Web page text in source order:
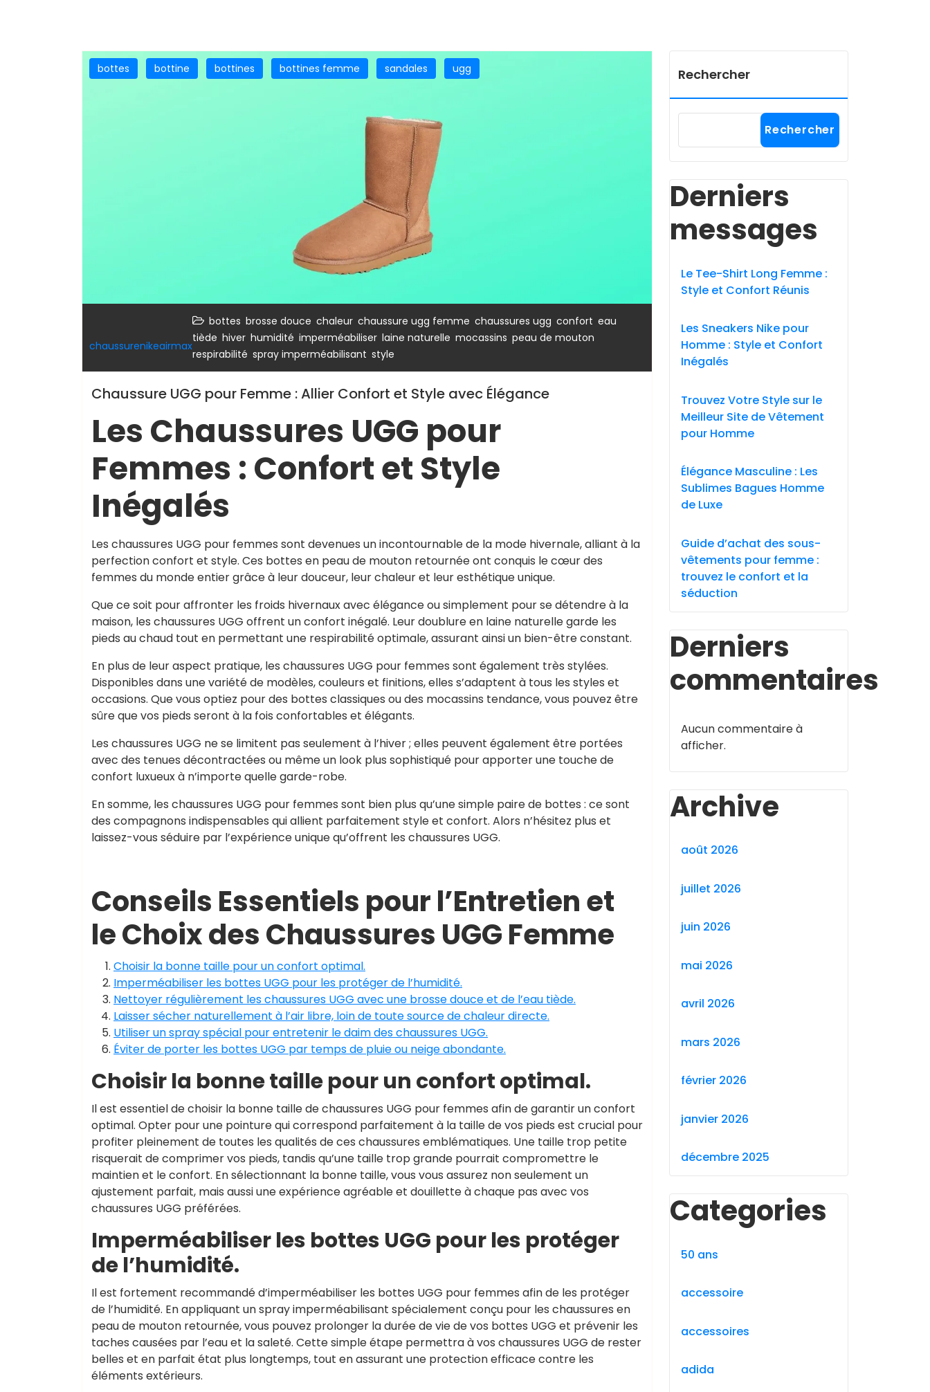
bottes bottine bottines bottines femme sandales ugg
chaussurenikeairmax
bottes brosse douce chaleur chaussure ugg femme chaussures ugg confort eau
tiède hiver humidité imperméabiliser laine naturelle mocassins peau de mouton
respirabilité spray imperméabilisant style
Chaussure UGG pour Femme : Allier Confort et Style avec Élégance
Les Chaussures UGG pour
Femmes : Confort et Style
Inégalés
Les chaussures UGG pour femmes sont devenues un incontournable de la mode hivernale, alliant à la
perfection confort et style. Ces bottes en peau de mouton retournée ont conquis le cœur des
femmes du monde entier grâce à leur douceur, leur chaleur et leur esthétique unique.
Que ce soit pour affronter les froids hivernaux avec élégance ou simplement pour se détendre à la
maison, les chaussures UGG offrent un confort inégalé. Leur doublure en laine naturelle garde les
pieds au chaud tout en permettant une respirabilité optimale, assurant ainsi un bien-être constant.
En plus de leur aspect pratique, les chaussures UGG pour femmes sont également très stylées.
Disponibles dans une variété de modèles, couleurs et finitions, elles s’adaptent à tous les styles et
occasions. Que vous optiez pour des bottes classiques ou des mocassins tendance, vous pouvez être
sûre que vos pieds seront à la fois confortables et élégants.
Les chaussures UGG ne se limitent pas seulement à l’hiver ; elles peuvent également être portées
avec des tenues décontractées ou même un look plus sophistiqué pour apporter une touche de
confort luxueux à n’importe quelle garde-robe.
En somme, les chaussures UGG pour femmes sont bien plus qu’une simple paire de bottes : ce sont
des compagnons indispensables qui allient parfaitement style et confort. Alors n’hésitez plus et
laissez-vous séduire par l’expérience unique qu’offrent les chaussures UGG.
Conseils Essentiels pour l’Entretien et
le Choix des Chaussures UGG Femme
Choisir la bonne taille pour un confort optimal.
Imperméabiliser les bottes UGG pour les protéger de l’humidité.
Nettoyer régulièrement les chaussures UGG avec une brosse douce et de l’eau tiède.
Laisser sécher naturellement à l’air libre, loin de toute source de chaleur directe.
Utiliser un spray spécial pour entretenir le daim des chaussures UGG.
Éviter de porter les bottes UGG par temps de pluie ou neige abondante.
Choisir la bonne taille pour un confort optimal.
Il est essentiel de choisir la bonne taille de chaussures UGG pour femmes afin de garantir un confort
optimal. Opter pour une pointure qui correspond parfaitement à la taille de vos pieds est crucial pour
profiter pleinement de toutes les qualités de ces chaussures emblématiques. Une taille trop petite
risquerait de comprimer vos pieds, tandis qu’une taille trop grande pourrait compromettre le
maintien et le confort. En sélectionnant la bonne taille, vous vous assurez non seulement un
ajustement parfait, mais aussi une expérience agréable et douillette à chaque pas avec vos
chaussures UGG préférées.
Imperméabiliser les bottes UGG pour les protéger
de l’humidité.
Il est fortement recommandé d’imperméabiliser les bottes UGG pour femmes afin de les protéger
de l’humidité. En appliquant un spray imperméabilisant spécialement conçu pour les chaussures en
peau de mouton retournée, vous pouvez prolonger la durée de vie de vos bottes UGG et prévenir les
taches causées par l’eau et la saleté. Cette simple étape permettra à vos chaussures UGG de rester
belles et en parfait état plus longtemps, tout en assurant une protection efficace contre les
éléments extérieurs.
Rechercher
Rechercher
Derniers
messages
Le Tee-Shirt Long Femme :
Style et Confort Réunis
Les Sneakers Nike pour
Homme : Style et Confort
Inégalés
Trouvez Votre Style sur le
Meilleur Site de Vêtement
pour Homme
Élégance Masculine : Les
Sublimes Bagues Homme
de Luxe
Guide d’achat des sous-
vêtements pour femme :
trouvez le confort et la
séduction
Derniers
commentaires
Aucun commentaire à
afficher.
Archive
août 2026
juillet 2026
juin 2026
mai 2026
avril 2026
mars 2026
février 2026
janvier 2026
décembre 2025
Categories
50 ans
accessoire
accessoires
adida